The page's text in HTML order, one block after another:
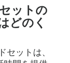
ットの
どのく
セットは、